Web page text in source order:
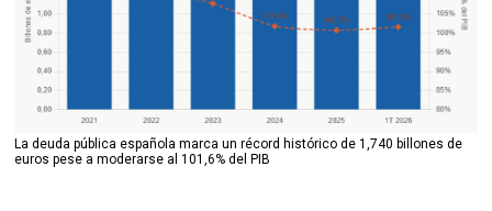
La deuda pública española marca un récord histórico de 1,740 billones de
euros pese a moderarse al 101,6% del PIB